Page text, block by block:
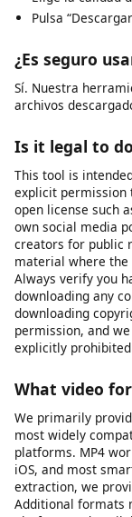
¿Cómo
Accede a
Elige la calidad
Pulsa
¿Es seguro
Sí. Nuestra
archivos
Is it legal to
This tool is
explicit permission
own social media
creators for
material where
Always verify you
downloading any
downloading
permission, and
explicitly